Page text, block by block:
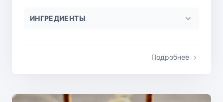
ИНГРЕДИЕНТЫ
Подробнее